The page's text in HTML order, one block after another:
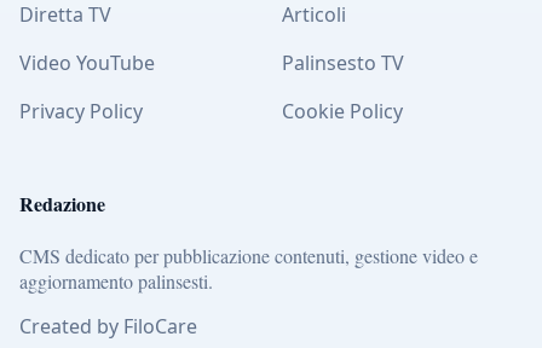
Diretta TV
Articoli
Video YouTube
Palinsesto TV
Privacy Policy
Cookie Policy
Redazione
CMS dedicato per pubblicazione contenuti, gestione video e
aggiornamento palinsesti.
Created by FiloCare